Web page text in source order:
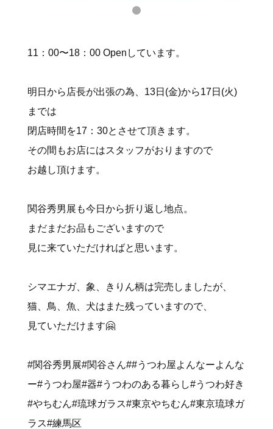
11：00〜18：00 Openしています。
明日から店長が出張の為、13日(金)から17日(火)
までは
閉店時間を17：30とさせて頂きます。
その間もお店にはスタッフがおりますので
お越し頂けます。
関谷秀男展も今日から折り返し地点。
まだまだお品もございますので
見に来ていただければと思います。
シマエナガ、象、きりん柄は完売しましたが、
猫、鳥、魚、犬はまた残っていますので、
見ていただけます🤗
#関谷秀男展#関谷さん##うつわ屋よんなーよんな
ー#うつわ屋#器#うつわのある暮らし#うつわ好き
#やちむん#琉球ガラス#東京やちむん#東京琉球ガ
ラス#練馬区